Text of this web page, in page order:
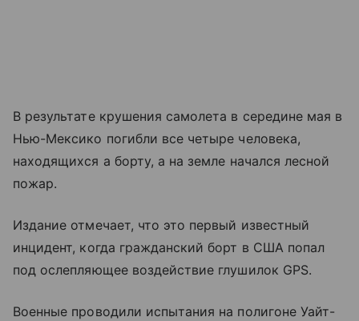
В результате крушения самолета в середине мая в
Нью-Мексико погибли все четыре человека,
находящихся а борту, а на земле начался лесной
пожар.
Издание отмечает, что это первый известный
инцидент, когда гражданский борт в США попал
под ослепляющее воздействие глушилок GPS.
Военные проводили испытания на полигоне Уайт-